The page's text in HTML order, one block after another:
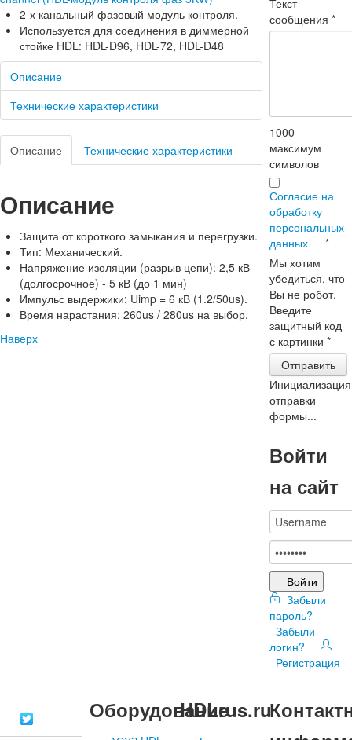
2-х канальный фазовый модуль контроля.
Используется для соединения в диммерной
стойке HDL: HDL-D96, HDL-72, HDL-D48
Описание
Технические характеристики
Описание Технические характеристики
Описание
Защита от короткого замыкания и перегрузки.
Тип: Механический.
Напряжение изоляции (разрыв цепи): 2,5 кВ
(долгосрочное) - 5 кВ (до 1 мин)
Импульс выдержики: Uimp = 6 кВ (1.2/50us).
Время нарастания: 260us / 280us на выбор.
Наверх
Текст
сообщения*
1000
максимум
символов
Согласие на
обработку
персональных
данных
*
Мы хотим
убедиться, что
Вы не робот.
Введите
защитный код
с картинки*
Отправить
Инициализация
отправки
формы...
Войти
на сайт
Войти
Забыли
пароль?
Забыли
логин?
Регистрация
Оборудование
HDLrus.ru